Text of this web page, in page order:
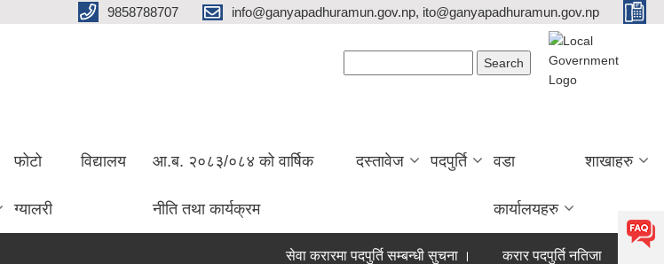
9858788707 info@ganyapadhuramun.gov.np, ito@ganyapadhuramun.gov.np
फोटो
ग्यालरी
विद्यालय आ.ब. २०८३/०८४ को वार्षिक
नीति तथा कार्यक्रम
दस्तावेज पदपुर्ति वडा
कार्यालयहरु
शाखाहरु
सेवा करारमा पदपुर्ति सम्बन्धी सुचना । करार पदपुर्ति नतिजा